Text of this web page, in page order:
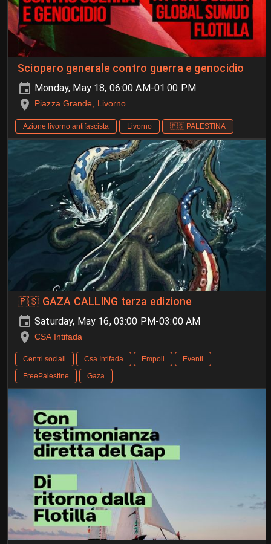
Sciopero generale contro guerra e genocidio
Monday, May 18, 06:00 AM-01:00 PM
Piazza Grande, Livorno
Azione livorno antifascista Livorno 🇵🇸 PALESTINA
🇵🇸 GAZA CALLING terza edizione
Saturday, May 16, 03:00 PM-03:00 AM
CSA Intifada
Centri sociali Csa Intifada Empoli
Eventi
FreePalestine
Gaza